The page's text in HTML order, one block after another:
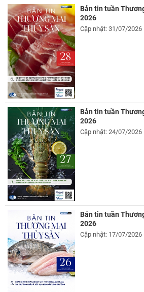
Bản tin tuần
2026
Cập nhật: 31/07/2026
Bản tin tuần
2026
Cập nhật: 24/07/2026
Bản tin tuần
2026
Cập nhật: 17/07/2026